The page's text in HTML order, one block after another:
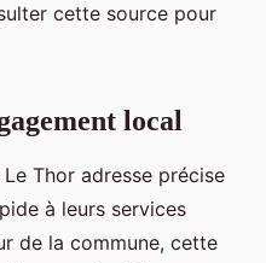
cette source pour
local
Thor adresse précise
à leurs services
de la commune, cette